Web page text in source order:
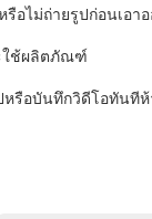
อไม่ถ่ายรูปก่อนเอา
ใช้ผลิตภัณฑ์
รือบันทึกวิดีโอทัน